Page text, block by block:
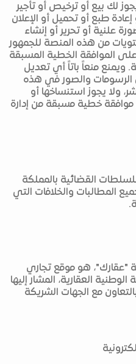
لك بيع أو ترخيص أو تأجير
طبع أو تحميل أو الإعلان
علنية أو تحرير أو إنشاء
من هذه المنصة للجمهور
الموافقة الخطية المسبقة
ويمنع منعاً باتاً أي تعديل
الرسومات والصور في هذه
ولا يجوز استنساخها أو
موافقة خطية مسبقة من إدارة
القضائية بالمملكة
المطالبات والخلافات التي
"عقارك"، هو موقع تجاري
العقارية، المشار إليها
مع الجهات الشريكة